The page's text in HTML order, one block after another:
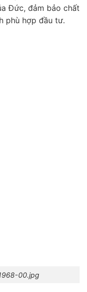
Đức, đảm bảo chất
phù hợp đầu tư.
00.jpg